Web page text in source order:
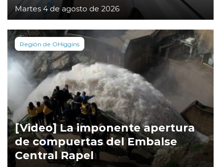
Martes 4 de agosto de 2026
Región de OHiggins
[Video] La imponente apertura
de compuertas del Embalse
Central Rapel